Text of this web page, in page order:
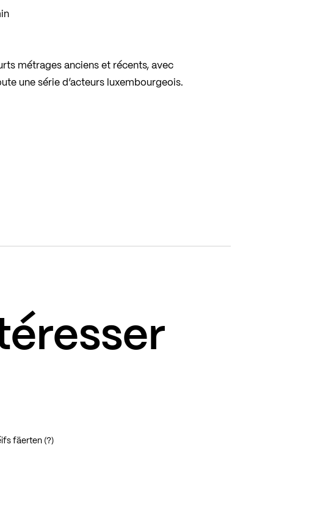
métrages anciens et récents, avec
une série d’acteurs luxembourgeois.
fäerten (?)